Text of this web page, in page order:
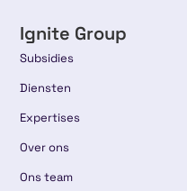
Ignite Group
Subsidies
Diensten
Expertises
Over ons
Ons team